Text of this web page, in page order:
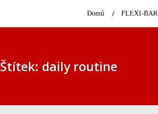
Domů FLEXI-BAR
Štítek: daily routine